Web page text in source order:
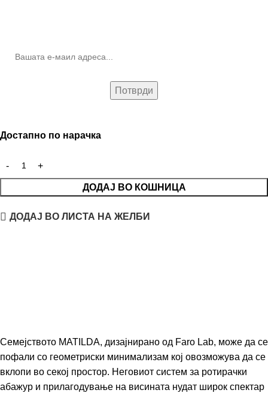
Достапно по нарачка
ДОДАЈ ВО КОШНИЦА
ДОДАЈ ВО ЛИСТА НА ЖЕЛБИ
Семејството MATILDA, дизајнирано од Faro Lab, може да се
пофали со геометриски минимализам кој овозможува да се
вклопи во секој простор. Неговиот систем за ротирачки
абажур и прилагодување на висината нудат широк спектар